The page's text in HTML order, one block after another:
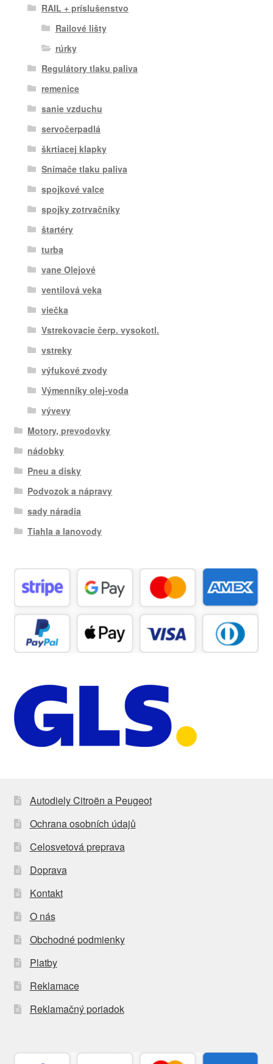
RAIL + príslušenstvo
Railové lišty
rúrky
Regulátory tlaku paliva
remenice
sanie vzduchu
servočerpadlá
škrtiacej klapky
Snímače tlaku paliva
spojkové valce
spojky zotrvačníky
štartéry
turba
vane Olejové
ventilová veka
viečka
Vstrekovacie čerp. vysokotl.
vstreky
výfukové zvody
Výmenníky olej-voda
vývevy
Motory, prevodovky
nádobky
Pneu a disky
Podvozok a nápravy
sady náradia
Tiahla a lanovody
Autodiely Citroën a Peugeot
Ochrana osobních údajů
Celosvetová preprava
Doprava
Kontakt
O nás
Obchodné podmienky
Platby
Reklamace
Reklamačný poriadok